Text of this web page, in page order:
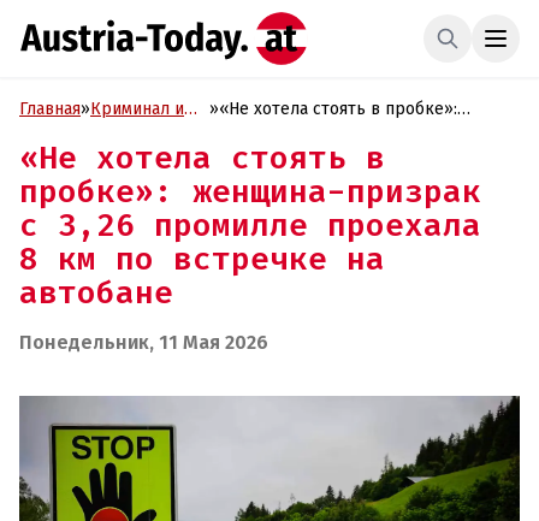
Главная»Криминал и
»«Не хотела стоять в пробке»:
проехала 8 км по встречке на
автобане
«Не хотела стоять в
пробке»: женщина-призрак
с 3,26 промилле проехала
8 км по встречке на
автобане
Понедельник, 11 Мая 2026